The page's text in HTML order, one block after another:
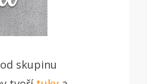
skupinu